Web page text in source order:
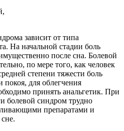
зависит от типа
На начальной стадии боль
после сна. Болевой
по мере того, как человек
степени тяжести боль
покоя, для облегчения
принять анальгетик. При
болевой синдром трудно
препаратами и